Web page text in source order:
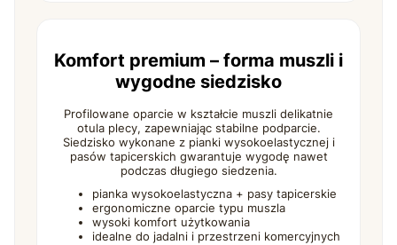
Komfort premium – forma muszli i
wygodne siedzisko
Profilowane oparcie w kształcie muszli delikatnie
otula plecy, zapewniając stabilne podparcie.
Siedzisko wykonane z pianki wysokoelastycznej i
pasów tapicerskich gwarantuje wygodę nawet
podczas długiego siedzenia.
pianka wysokoelastyczna + pasy tapicerskie
ergonomiczne oparcie typu muszla
wysoki komfort użytkowania
idealne do jadalni i przestrzeni komercyjnych